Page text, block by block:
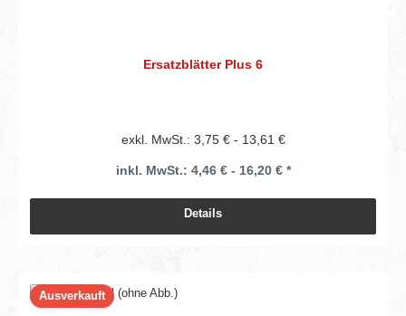
Ersatzblätter Plus 6
exkl. MwSt.: 3,75 € - 13,61 €
inkl. MwSt.: 4,46 € - 16,20 € *
Details
Ausverkauft